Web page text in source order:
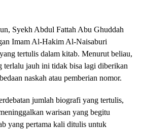
Syekh Abdul Fattah Abu Ghuddah
Imam Al-Hakim Al-Naisaburi
tertulis dalam kitab. Menurut beliau,
terlalu jauh ini tidak bisa lagi diberikan
naskah atau pemberian nomor.
jumlah biografi yang tertulis,
warisan yang begitu
yang pertama kali ditulis untuk